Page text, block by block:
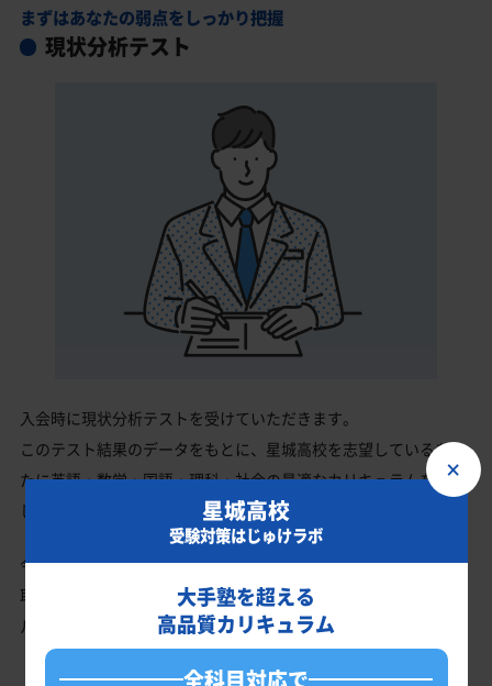
まずはあなたの弱点をしっかり把握
現状分析テスト
入会時に現状分析テストを受けていただきます。
このテスト結果のデータをもとに、星城高校を志望しているあな
たに英語・数学・国語・理科・社会の最適なカリキュラムを作成
します。
今の成績・偏差値から星城高校の入試で確実に合格最低点以上を
取る、余裕を持って合格点を取るための勉強法、学習スケジュー
ルを明確にします。
×
星城高校
受験対策はじゅけラボ
大手塾を超える
高品質カリキュラム
全科目対応で